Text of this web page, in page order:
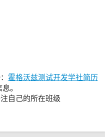
霍格沃兹测试开发学社简历
。
自己的所在班级